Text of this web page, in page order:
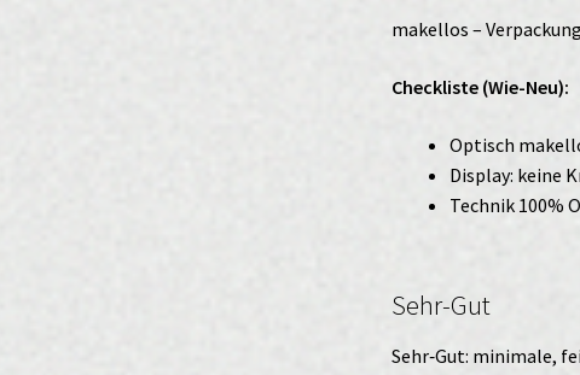
makellos –
Checkliste (Wie-Neu):
Optisch
Display: keine
Technik 100%
Sehr-Gut
Sehr‑Gut: minimale,